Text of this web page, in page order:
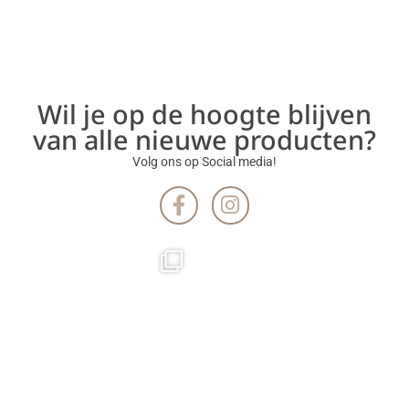
Wil je op de hoogte blijven
van alle nieuwe producten?
Volg ons op Social media!